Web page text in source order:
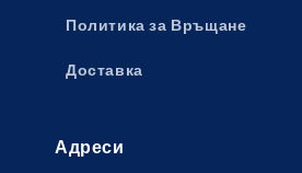
Политика за Връщане
Доставка
Адреси